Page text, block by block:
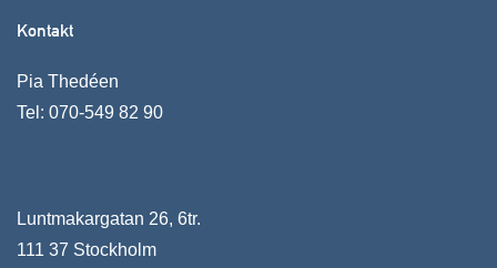
Kontakt
Pia Thedéen
Tel: 070-549 82 90
Luntmakargatan 26, 6tr.
111 37 Stockholm